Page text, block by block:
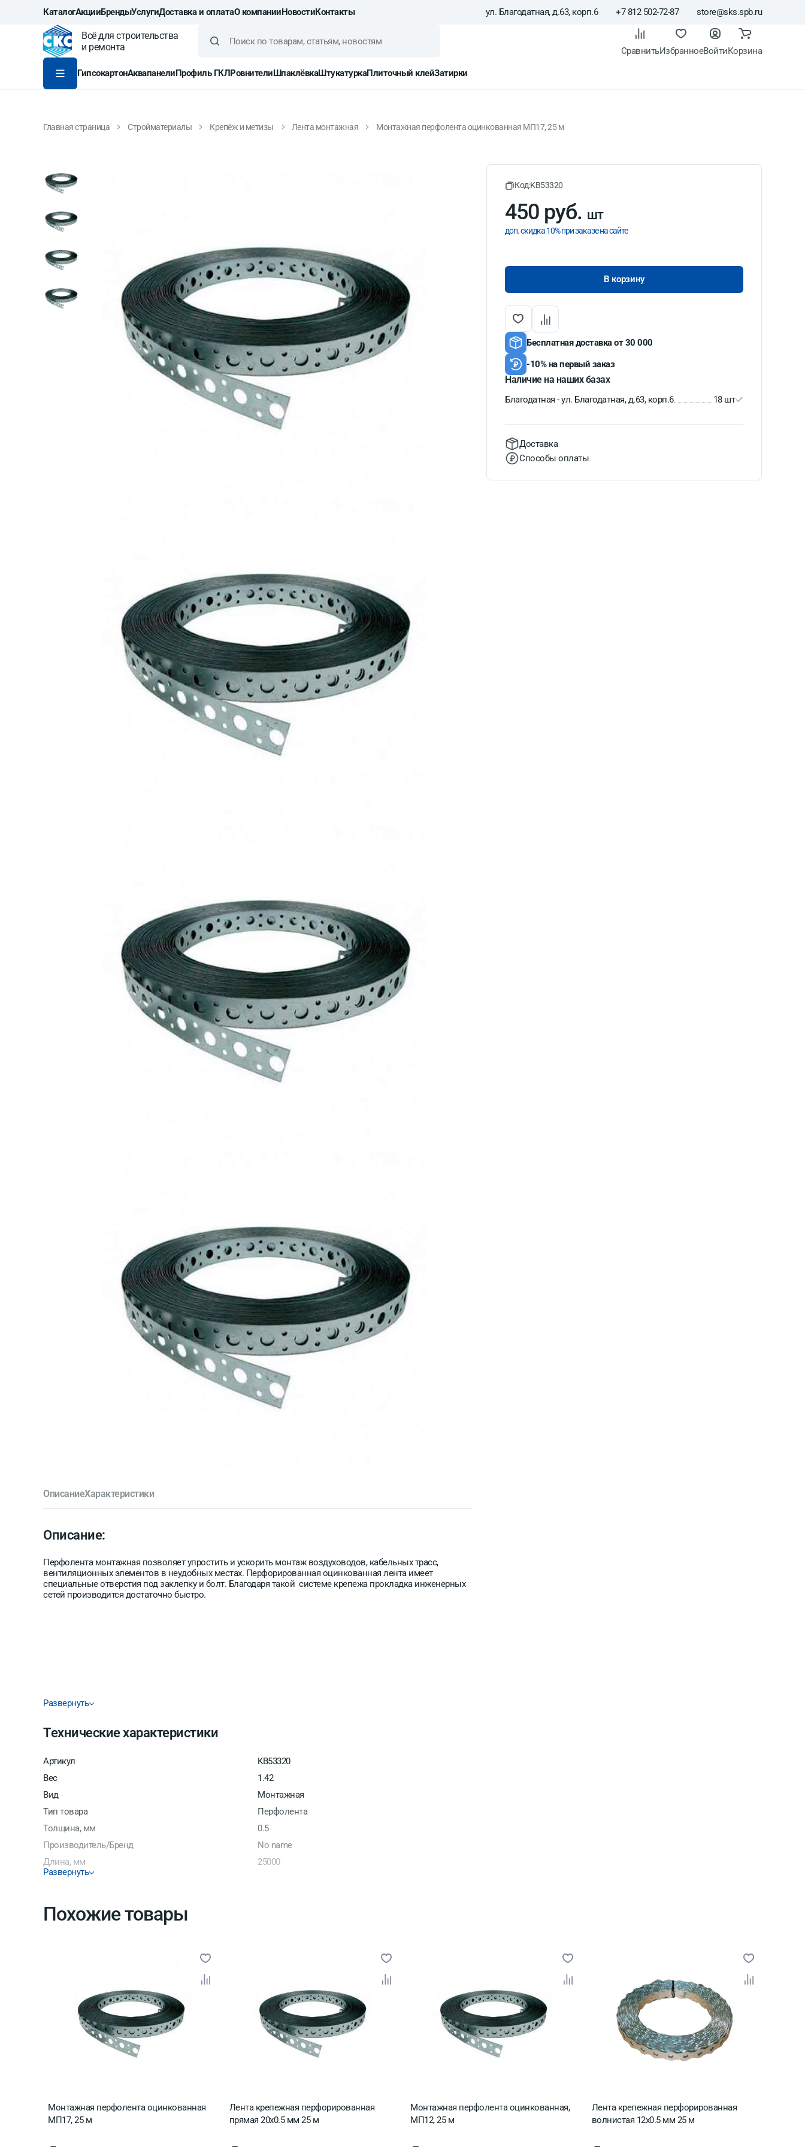
КаталогАкцииБрендыУслугиДоставка и оплатаО компанииНовостиКонтакты ул. Благодатная, д.63, корп.6 +7 812 502-72-87 store@sks.spb.ru
Всё для строительства
и ремонта
СравнитьИзбранноеВойтиКорзина
ГипсокартонАквапанелиПрофиль ГКЛРовнителиШпаклёвкаШтукатуркаПлиточный клейЗатирки
Главная страница Стройматериалы Крепёж и метизы Лента монтажная Монтажная перфолента оцинкованная МП17, 25 м
ОписаниеХарактеристики
Описание:
Перфолента монтажная позволяет упростить и ускорить монтаж воздуховодов, кабельных трасс,
вентиляционных элементов в неудобных местах. Перфорированная оцинкованная лента имеет
специальные отверстия под заклепку и болт. Благодаря такой системе крепежа прокладка инженерных
сетей производится достаточно быстро.
Развернуть
Технические характеристики
Артикул
KB53320
Вес
1.42
Вид
Монтажная
Тип товара
Перфолента
Толщина, мм
0.5
Производитель/Бренд
No name
Длина, мм
25000
Материал
Развернуть
Код:KB53320
450 руб. шт
доп. скидка 10% при заказе на сайте
В корзину
Бесплатная доставка от 30 000
-10% на первый заказ
Наличие на наших базах
Благодатная - ул. Благодатная, д.63, корп.6 18 шт
Доставка
Способы оплаты
Похожие товары
Монтажная перфолента оцинкованная
МП17, 25 м
Лента крепежная перфорированная
прямая 20х0.5 мм 25 м
Монтажная перфолента оцинкованная,
МП12, 25 м
Лента крепежная перфорированная
волнистая 12х0.5 мм 25 м